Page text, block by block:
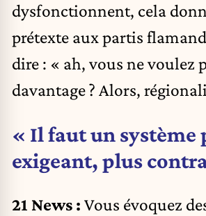
dysfonctionnent, cela
prétexte aux partis
dire : « ah, vous ne voulez
davantage ? Alors,
« Il faut un système
exigeant, plus
21 News : Vous évoquez